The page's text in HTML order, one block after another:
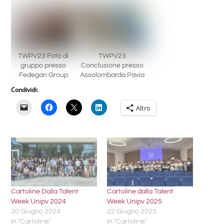
TWPV23 Foto di
gruppo presso
Fedegari Group
TWPV23
Conclusione presso
Assolombarda Pavia
Condividi:
Altro
Cartoline Dalla Talent
Week Unipv 2024
30 Giugno 2024
In "Cartoline"
Cartoline dalla Talent
Week Unipv 2025
22 Giugno 2025
In "Cartoline"